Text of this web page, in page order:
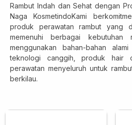
Face
Skincare
Face Oil
Facial
Skincare
Makeup
Face
Rambut Indah dan Sehat dengan
Naga KosmetindoKami
produk perawatan rambut yang
memenuhi berbagai kebutuhan
menggunakan bahan-bahan
teknologi canggih, produk hair
perawatan menyeluruh untuk
berkilau.